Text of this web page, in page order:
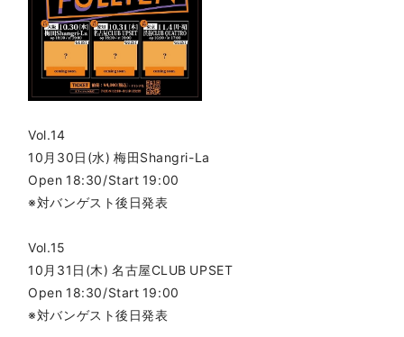
Vol.14
10月30日(水) 梅田Shangri-La
Open 18:30/Start 19:00
※対バンゲスト後日発表
Vol.15
10月31日(木) 名古屋CLUB UPSET
Open 18:30/Start 19:00
※対バンゲスト後日発表